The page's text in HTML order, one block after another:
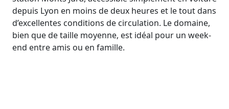
depuis Lyon en moins de deux heures et le tout dans
d’excellentes conditions de circulation. Le domaine,
bien que de taille moyenne, est idéal pour un week-
end entre amis ou en famille.